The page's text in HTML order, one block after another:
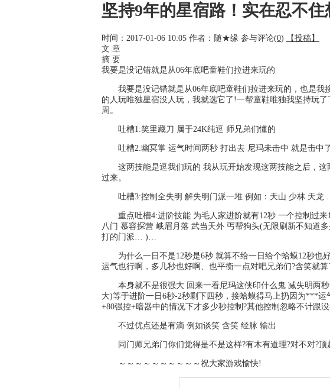
坚持9年的星宿路！实在忍不
时间：2017-01-06 10:05 作者：随★缘 参与评论(0)
【投稿】
文 章
摘 要
我要是没记错就是从06年底吧童鞋们拉进来玩的
我要是没记错就是从06年底吧童鞋们拉进来玩的，也是我
的人玩唯独星宿没人玩，我就选它了!一帮童鞋唯独我坚持玩
周。
吐槽1:笑里藏刀 属于24K纯逗 师兄弟们懂的
吐槽2:幽冥掌 运气时间两秒 打出去 尼玛未击中 就是击中
这两技能是逗我们玩的 我从玩开始发现这两技能之后，
过来。
吐槽3:控制全失明 解失明门派一堆 例如：天山 少林 天龙 …
重点吐槽4:进阶技能 为毛人家进阶就有12秒 一个控制过
八门 慕容探营 峨眉月落 武当天外 丐帮狗头(无限刷新不知道
打的门派… )…
为什么一日不是12秒是6秒 就算不给一日给个蛤蟆12秒也
运气也行啊，多几秒也好啊、也平衡一点对吧兄弟们?含笑就
本身就不是很强大 回来一看尼玛这侠印什么鬼 减失明两
大)等于进阶一日6秒-2秒剩下四秒，接蛤蟆得马上扔因为***
+80强控+暗器中的情况下才多少秒控制?其他控制忽略不计跟
不过优点还是有滴 例如谈笑 含笑 经脉 输出
同门师兄弟门你们觉得是不是这样?有木有道理?对不对?顶
～～～～～～～～～～祝大家游戏愉快!